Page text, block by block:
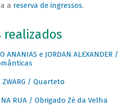
a reserva de ingressos.
realizados
ANANIAS e JORDAN ALEXANDER /
ZWARG / Quarteto
NA RUA / Obrigado Zé da Velha